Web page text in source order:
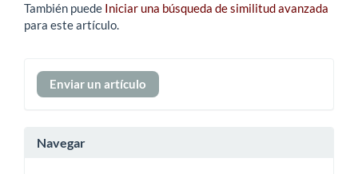
También puede Iniciar una búsqueda de similitud avanzada
para este artículo.
Enviar
un
Enviar un artículo
Navegar